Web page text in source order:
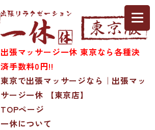
出張マッサージ一休 東京なら各種決
済手数料0円!!
東京で出張マッサージなら｜出張マッ
サージ一休 【東京店】
TOPページ
一休について